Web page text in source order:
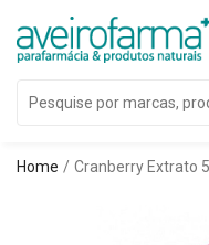
Home Cranberry Extrato